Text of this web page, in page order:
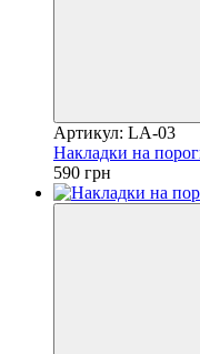
Артикул: LA-03
Накладки на
590 грн